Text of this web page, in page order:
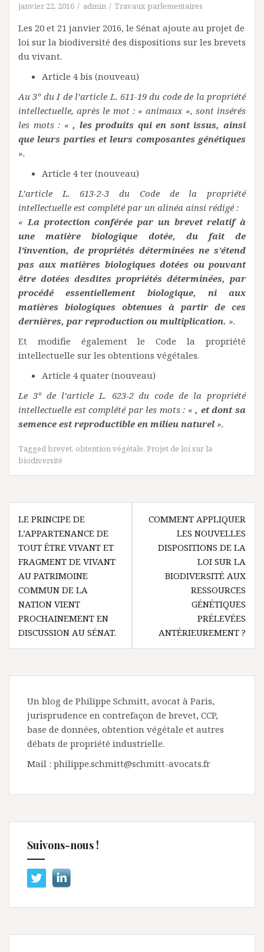
janvier 22, 2016 admin Travaux parlementaires
Les 20 et 21 janvier 2016, le Sénat ajoute au projet de
loi sur la biodiversité des dispositions sur les brevets
du vivant.
Article 4 bis (nouveau)
Au 3° du I de l’article L. 611-19 du code de la propriété
intellectuelle, après le mot : « animaux », sont insérés
les mots : « , les produits qui en sont issus, ainsi
que leurs parties et leurs composantes génétiques
».
Article 4 ter (nouveau)
L’article L. 613-2-3 du Code de la propriété
intellectuelle est complété par un alinéa ainsi rédigé :
«La protection conférée par un brevet relatif à
une matière biologique dotée, du fait de
l’invention, de propriétés déterminées ne s’étend
pas aux matières biologiques dotées ou pouvant
être dotées desdites propriétés déterminées, par
procédé essentiellement biologique, ni aux
matières biologiques obtenues à partir de ces
dernières, par reproduction ou multiplication. ».
Et modifie également le Code la propriété
intellectuelle sur les obtentions végétales.
Article 4 quater (nouveau)
Le 3° de l’article L. 623-2 du code de la propriété
intellectuelle est complété par les mots : «, et dont sa
semence est reproductible en milieu naturel ».
Taggedbrevet, obtention végétale, Projet de loi sur la
biodiversité
Navigation
de
l’article
LE PRINCIPE DE
L’APPARTENANCE DE
TOUT ÊTRE VIVANT ET
FRAGMENT DE VIVANT
AU PATRIMOINE
COMMUN DE LA
NATION VIENT
PROCHAINEMENT EN
DISCUSSION AU SÉNAT.
COMMENT APPLIQUER
LES NOUVELLES
DISPOSITIONS DE LA
LOI SUR LA
BIODIVERSITÉ AUX
RESSOURCES
GÉNÉTIQUES
PRÉLEVÉES
ANTÉRIEUREMENT ?
Un blog de Philippe Schmitt, avocat à Paris,
jurisprudence en contrefaçon de brevet, CCP,
base de données, obtention végétale et autres
débats de propriété industrielle.
Mail : philippe.schmitt@schmitt-avocats.fr
Suivons-nous !